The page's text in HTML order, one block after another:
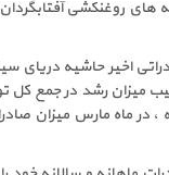
روغنکشی آفتابگردان
اخیر حاشیه دریای
در ماه فوریه ، در ماه مارس